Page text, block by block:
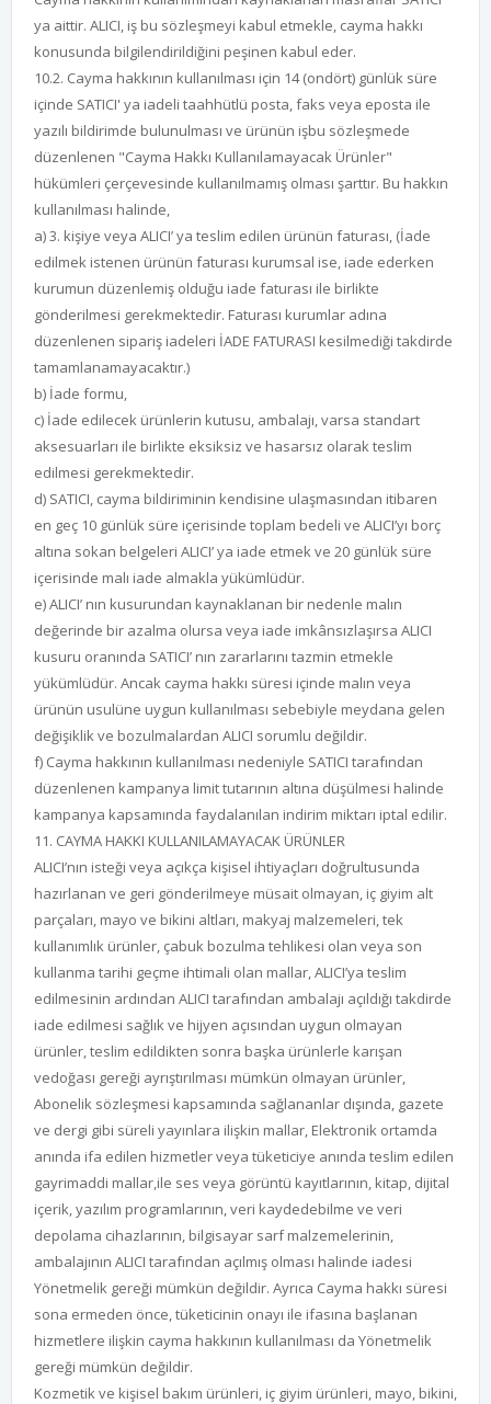
ya aittir. ALICI, iş bu sözleşmeyi kabul etmekle, cayma hakkı
konusunda bilgilendirildiğini peşinen kabul eder.
10.2. Cayma hakkının kullanılması için 14 (ondört) günlük süre
içinde SATICI' ya iadeli taahhütlü posta, faks veya eposta ile
yazılı bildirimde bulunulması ve ürünün işbu sözleşmede
düzenlenen "Cayma Hakkı Kullanılamayacak Ürünler"
hükümleri çerçevesinde kullanılmamış olması şarttır. Bu hakkın
kullanılması halinde,
a) 3. kişiye veya ALICI’ ya teslim edilen ürünün faturası, (İade
edilmek istenen ürünün faturası kurumsal ise, iade ederken
kurumun düzenlemiş olduğu iade faturası ile birlikte
gönderilmesi gerekmektedir. Faturası kurumlar adına
düzenlenen sipariş iadeleri İADE FATURASI kesilmediği takdirde
tamamlanamayacaktır.)
b) İade formu,
c) İade edilecek ürünlerin kutusu, ambalajı, varsa standart
aksesuarları ile birlikte eksiksiz ve hasarsız olarak teslim
edilmesi gerekmektedir.
d) SATICI, cayma bildiriminin kendisine ulaşmasından itibaren
en geç 10 günlük süre içerisinde toplam bedeli ve ALICI’yı borç
altına sokan belgeleri ALICI’ ya iade etmek ve 20 günlük süre
içerisinde malı iade almakla yükümlüdür.
e) ALICI’ nın kusurundan kaynaklanan bir nedenle malın
değerinde bir azalma olursa veya iade imkânsızlaşırsa ALICI
kusuru oranında SATICI’ nın zararlarını tazmin etmekle
yükümlüdür. Ancak cayma hakkı süresi içinde malın veya
ürünün usulüne uygun kullanılması sebebiyle meydana gelen
değişiklik ve bozulmalardan ALICI sorumlu değildir.
f) Cayma hakkının kullanılması nedeniyle SATICI tarafından
düzenlenen kampanya limit tutarının altına düşülmesi halinde
kampanya kapsamında faydalanılan indirim miktarı iptal edilir.
11. CAYMA HAKKI KULLANILAMAYACAK ÜRÜNLER
ALICI’nın isteği veya açıkça kişisel ihtiyaçları doğrultusunda
hazırlanan ve geri gönderilmeye müsait olmayan, iç giyim alt
parçaları, mayo ve bikini altları, makyaj malzemeleri, tek
kullanımlık ürünler, çabuk bozulma tehlikesi olan veya son
kullanma tarihi geçme ihtimali olan mallar, ALICI’ya teslim
edilmesinin ardından ALICI tarafından ambalajı açıldığı takdirde
iade edilmesi sağlık ve hijyen açısından uygun olmayan
ürünler, teslim edildikten sonra başka ürünlerle karışan
vedoğası gereği ayrıştırılması mümkün olmayan ürünler,
Abonelik sözleşmesi kapsamında sağlananlar dışında, gazete
ve dergi gibi süreli yayınlara ilişkin mallar, Elektronik ortamda
anında ifa edilen hizmetler veya tüketiciye anında teslim edilen
gayrimaddi mallar,ile ses veya görüntü kayıtlarının, kitap, dijital
içerik, yazılım programlarının, veri kaydedebilme ve veri
depolama cihazlarının, bilgisayar sarf malzemelerinin,
ambalajının ALICI tarafından açılmış olması halinde iadesi
Yönetmelik gereği mümkün değildir. Ayrıca Cayma hakkı süresi
sona ermeden önce, tüketicinin onayı ile ifasına başlanan
hizmetlere ilişkin cayma hakkının kullanılması da Yönetmelik
gereği mümkün değildir.
Kozmetik ve kişisel bakım ürünleri, iç giyim ürünleri, mayo, bikini,